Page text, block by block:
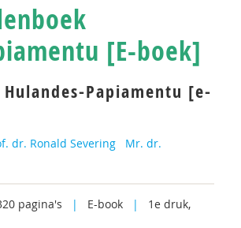
[E-boek]
Papiamentu [e-
dr. Ronald Severing
Mr. dr.
pagina's | E-book |
1e druk,